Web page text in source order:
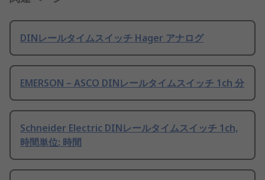
DINレールタイムスイッチ Hager アナログ
EMERSON – ASCO DINレールタイムスイッチ 1ch 分
Schneider Electric DINレールタイムスイッチ 1ch,
時間単位: 時間